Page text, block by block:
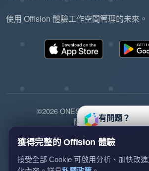
使用 Offision 體驗工作空間管理的未來。
©2026 ONES Software Ltd. All
隱私政策服務條款EULA
有問題？
歡迎查詢
覆。
提出
獲得完整的 Offision 體驗
接受全部 Cookie 可啟用分析、加快改